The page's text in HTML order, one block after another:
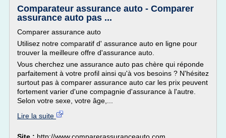
Comparateur assurance auto - Comparer
assurance auto pas ...
Comparer assurance auto
Utilisez notre comparatif d' assurance auto en ligne pour
trouver la meilleure offre d'assurance auto.
Vous cherchez une assurance auto pas chère qui réponde
parfaitement à votre profil ainsi qu'à vos besoins ? N'hésitez
surtout pas à comparer assurance auto car les prix peuvent
fortement varier d'une compagnie d'assurance à l'autre.
Selon votre sexe, votre âge,...
Lire la suite